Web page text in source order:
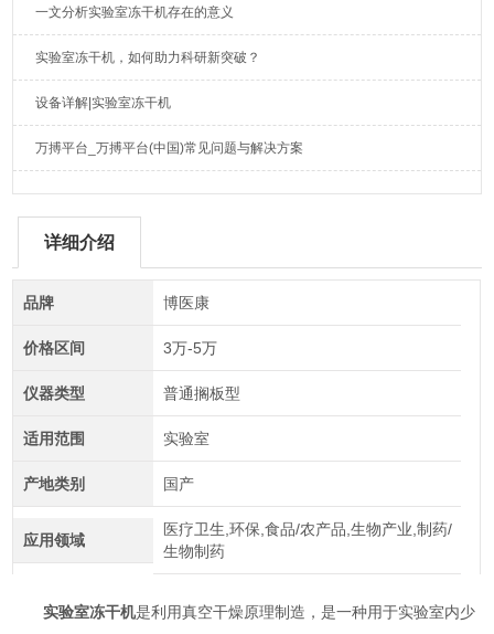
一文分析实验室冻干机存在的意义
实验室冻干机，如何助力科研新突破？
设备详解|实验室冻干机
万搏平台_万搏平台(中国)常见问题与解决方案
详细介绍
品牌 博医康
价格区间 3万-5万
仪器类型 普通搁板型
适用范围 实验室
产地类别 国产
应用领域
医疗卫生,环保,食品/农产品,生物产业,制药/
生物制药
实验室冻干机是利用真空干燥原理制造，是一种用于实验室内少